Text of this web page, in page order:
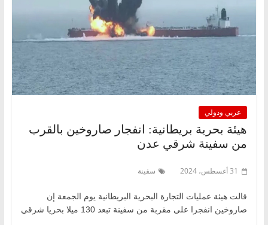
عربي ودولي
هيئة بحرية بريطانية: انفجار صاروخين بالقرب
من سفينة شرقي عدن
31 أغسطس، 2024 سفينة
قالت هيئة عمليات التجارة البحرية البريطانية‭ ‬يوم الجمعة إن
صاروخين انفجرا على مقربة من سفينة تبعد 130 ميلا بحريا شرقي